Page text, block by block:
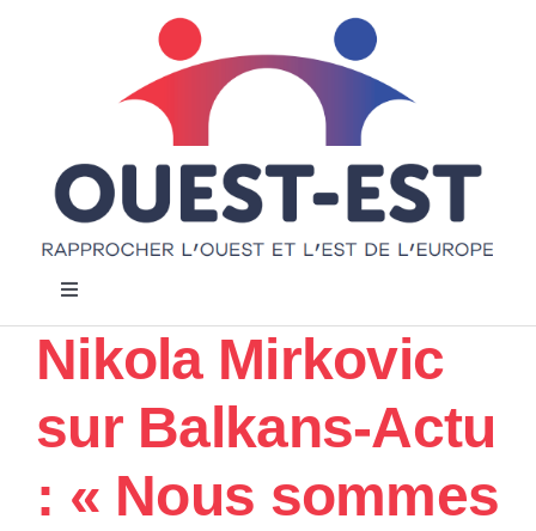
Navigation
à
bascule
Accueil
Notre projet
Actualités
Nikola Mirkovic
sur Balkans-Actu
: « Nous sommes